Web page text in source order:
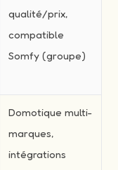
qualité/prix,
compatible
Somfy (groupe)
Domotique multi-
marques,
intégrations